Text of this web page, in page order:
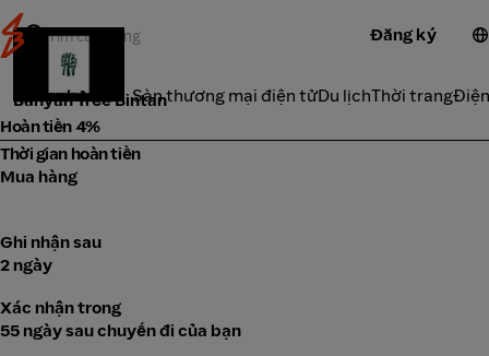
Đăng ký
Danh Mục Sàn thương mại điện tửDu lịchThời trang
Du lịch
Banyan Tree Bintan
Hoàn tiền 4%
Thời gian hoàn tiền
Mua hàng
Ghi nhận sau
2 ngày
Xác nhận trong
55 ngày sau chuyến đi của bạn